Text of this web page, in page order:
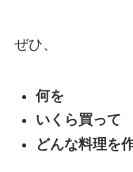
ぜひ、
何を
いくら買って
どんな料理を